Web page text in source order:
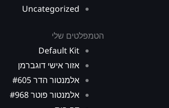
Uncategorized
הטמפלטים שלי
Default Kit
אזור אישי דוגברמן
אלמנטור הדר #605
אלמנטור פוטר #968